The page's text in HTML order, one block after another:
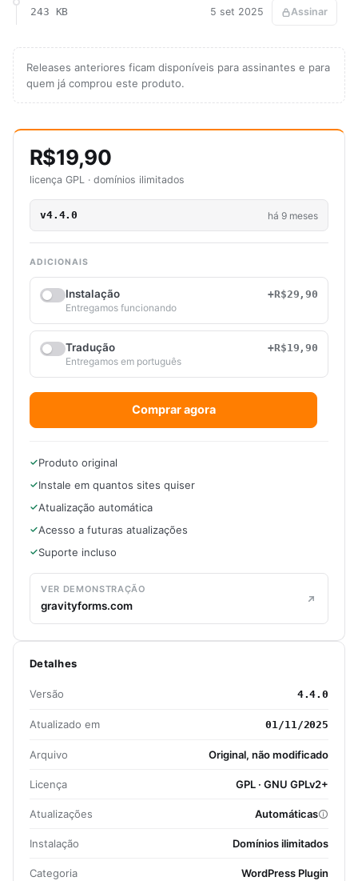
243 KB 5 set 2025 Assinar
Releases anteriores ficam disponíveis para assinantes e para
quem já comprou este produto.
R$19,90
licença GPL · domínios ilimitados
v4.4.0 há 9 meses
ADICIONAIS
Instalação
+R$29,90
Entregamos funcionando
Tradução
+R$19,90
Entregamos em português
Comprar agora
Produto original
Instale em quantos sites quiser
Atualização automática
Acesso a futuras atualizações
Suporte incluso
VER DEMONSTRAÇÃO
gravityforms.com
Detalhes
Versão 4.4.0
Atualizado em 01/11/2025
Arquivo Original, não modificado
Licença GPL · GNU GPLv2+
Atualizações Automáticas
Instalação Domínios ilimitados
Categoria WordPress Plugin